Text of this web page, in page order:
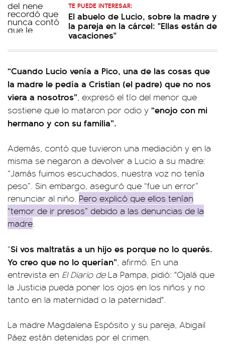
TE PUEDE INTERESAR:
El abuelo de Lucio, sobre la madre y
la pareja en la cárcel: "Ellas están de
vacaciones"
“Cuando Lucio venía a Pico, una de las cosas que
la madre le pedía a Cristian (el padre) que no nos
viera a nosotros”, expresó el tío del menor que
sostiene que lo mataron por odio y “enojo con mi
hermano y con su familia”.
Además, contó que tuvieron una mediación y en la
misma se negaron a devolver a Lucio a su madre:
“Jamás fuimos escuchados, nuestra voz no tenía
peso”. Sin embargo, aseguró que “fue un error”
renunciar al niño. Pero explicó que ellos tenían
“temor de ir presos” debido a las denuncias de la
madre.
“Si vos maltratás a un hijo es porque no lo querés.
Yo creo que no lo querían”, afirmó. En una
entrevista en El Diario de La Pampa, pidió: "Ojalá que
la Justicia pueda poner los ojos en los niños y no
tanto en la maternidad o la paternidad".
La madre Magdalena Espósito y su pareja, Abigail
Páez están detenidas por el crimen.